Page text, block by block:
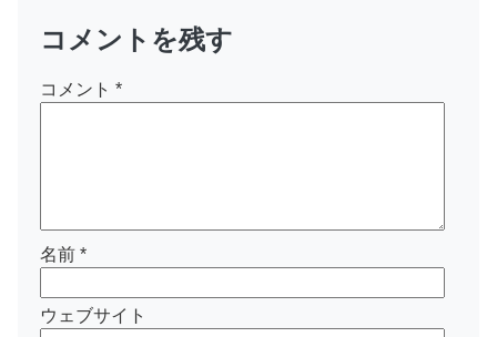
コメントを残す
コメント *
名前 *
ウェブサイト